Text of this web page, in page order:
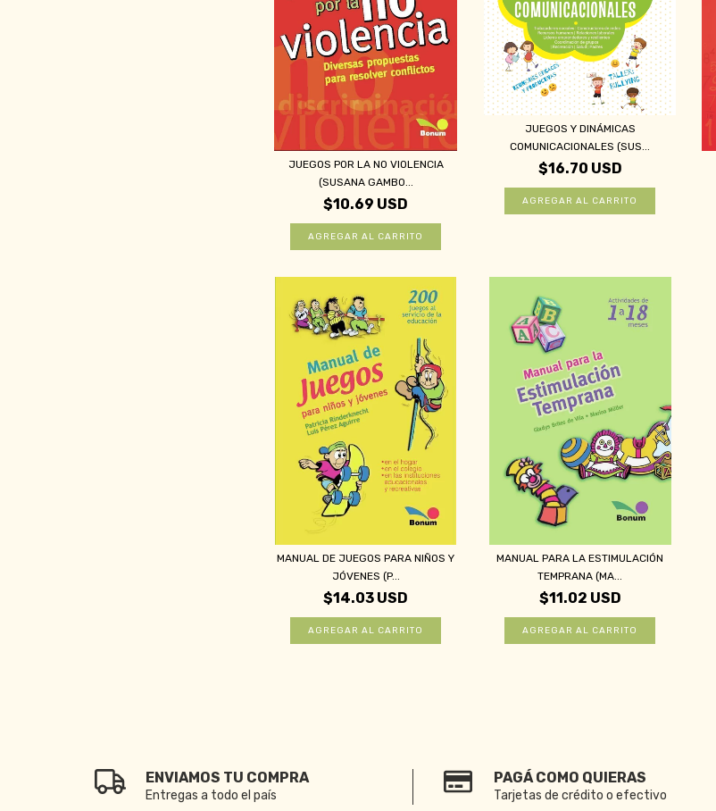
JUEGOS POR LA NO VIOLENCIA
(SUSANA GAMBO...
$10.69 USD
JUEGOS Y DINÁMICAS
COMUNICACIONALES (SUS...
$16.70 USD
MANUAL DE JUEGOS PARA NIÑOS Y
JÓVENES (P...
$14.03 USD
MANUAL PARA LA ESTIMULACIÓN
TEMPRANA (MA...
$11.02 USD
ENVIAMOS TU COMPRA
Entregas a todo el país
PAGÁ COMO QUIERAS
Tarjetas de crédito o efectivo